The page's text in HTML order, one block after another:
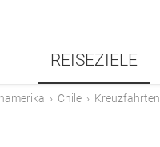
REISEZIELE
› Chile › Kreuzfahrten